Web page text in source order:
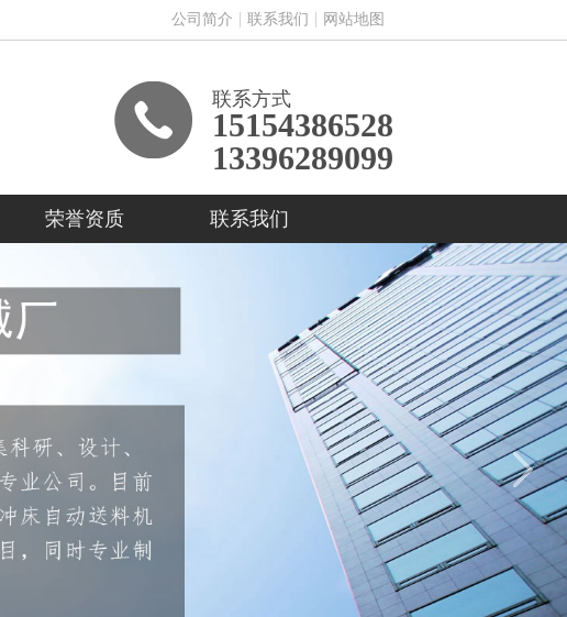
公司简介 联系我们 网站地图
联系方式
15154386528
13396289099
荣誉资质 联系我们